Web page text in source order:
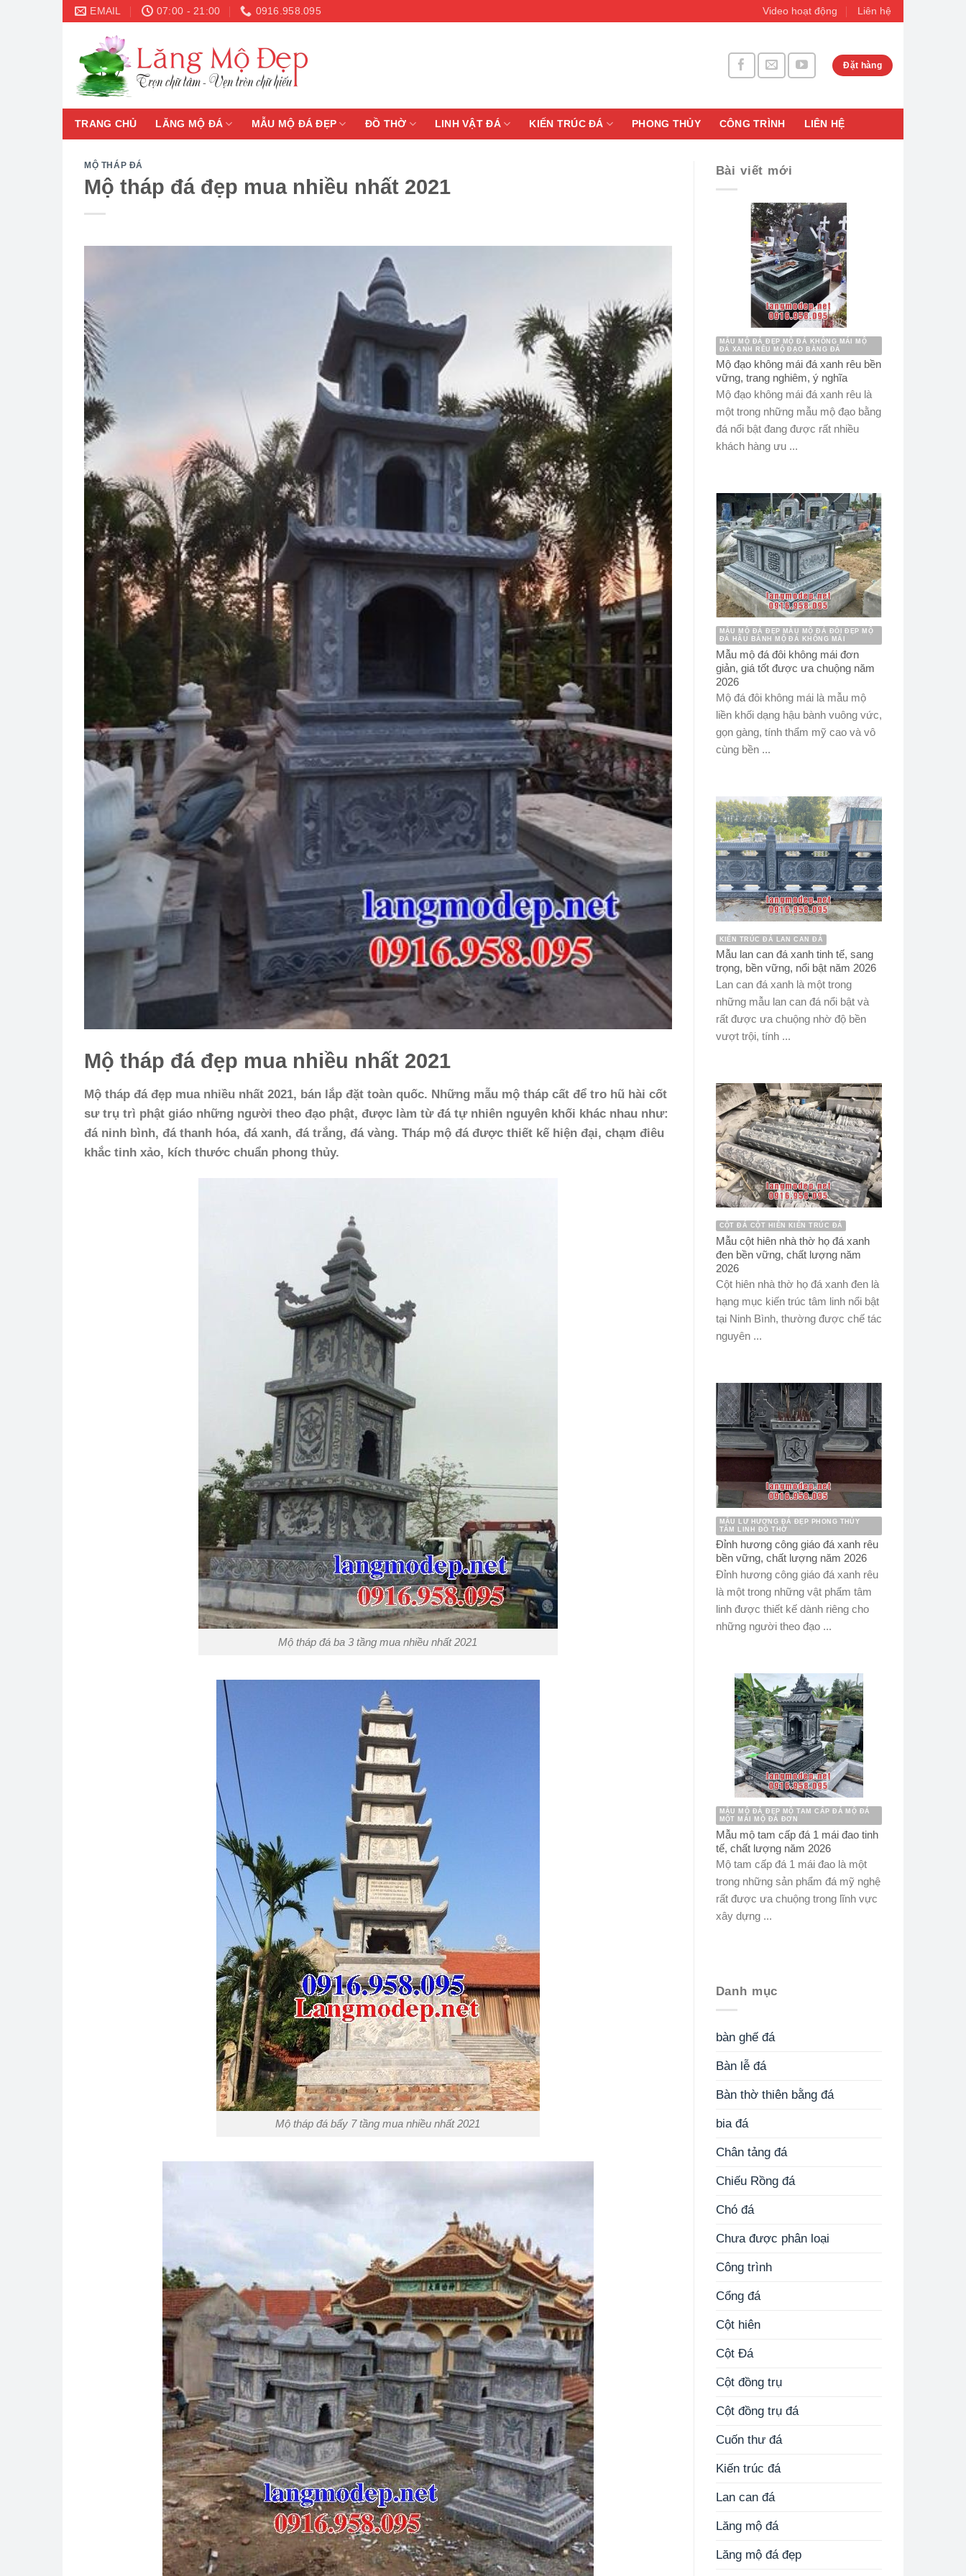
Skip
content
EMAIL 07:00 - 21:00 0916.958.095 Video hoạt động Liên hệ
Đặt hàng
TRANG CHỦ LĂNG MỘ ĐÁ MẪU MỘ ĐÁ ĐẸP ĐỒ THỜ LINH VẬT ĐÁ KIẾN TRÚC ĐÁ PHONG THỦY CÔNG TRÌNH LIÊN HỆ
MỘ THÁP ĐÁ
Mộ tháp đá đẹp mua nhiều nhất 2021
Mộ tháp đá đẹp mua nhiều nhất 2021
Mộ tháp đá đẹp mua nhiều nhất 2021, bán lắp đặt toàn quốc. Những mẫu mộ tháp cất để tro hũ hài cốt
sư trụ trì phật giáo những người theo đạo phật, được làm từ đá tự nhiên nguyên khối khác nhau như:
đá ninh bình, đá thanh hóa, đá xanh, đá trắng, đá vàng. Tháp mộ đá được thiết kế hiện đại, chạm điêu
khắc tinh xảo, kích thước chuẩn phong thủy.
Mộ tháp đá ba 3 tầng mua nhiều nhất 2021
Mộ tháp đá bẩy 7 tầng mua nhiều nhất 2021
Bài viết mới
MẪU MỘ ĐÁ ĐẸP MỘ ĐÁ KHÔNG MÁI MỘ
ĐÁ XANH RÊU MỘ ĐẠO BẰNG ĐÁ
Mộ đạo không mái đá xanh rêu bền
vững, trang nghiêm, ý nghĩa
Mộ đạo không mái đá xanh rêu là
một trong những mẫu mộ đạo bằng
đá nổi bật đang được rất nhiều
khách hàng ưu ...
MẪU MỘ ĐÁ ĐẸP MẪU MỘ ĐÁ ĐÔI ĐẸP MỘ
ĐÁ HẬU BÀNH MỘ ĐÁ KHÔNG MÁI
Mẫu mộ đá đôi không mái đơn
giản, giá tốt được ưa chuộng năm
2026
Mộ đá đôi không mái là mẫu mộ
liền khối dạng hậu bành vuông vức,
gọn gàng, tính thẩm mỹ cao và vô
cùng bền ...
KIẾN TRÚC ĐÁ LAN CAN ĐÁ
Mẫu lan can đá xanh tinh tế, sang
trọng, bền vững, nổi bật năm 2026
Lan can đá xanh là một trong
những mẫu lan can đá nổi bật và
rất được ưa chuộng nhờ độ bền
vượt trội, tính ...
CỘT ĐÁ CỘT HIÊN KIẾN TRÚC ĐÁ
Mẫu cột hiên nhà thờ họ đá xanh
đen bền vững, chất lượng năm
2026
Cột hiên nhà thờ họ đá xanh đen là
hạng mục kiến trúc tâm linh nổi bật
tại Ninh Bình, thường được chế tác
nguyên ...
MẪU LƯ HƯƠNG ĐÁ ĐẸP PHONG THỦY
TÂM LINH ĐỒ THỜ
Đỉnh hương công giáo đá xanh rêu
bền vững, chất lượng năm 2026
Đỉnh hương công giáo đá xanh rêu
là một trong những vật phẩm tâm
linh được thiết kế dành riêng cho
những người theo đạo ...
MẪU MỘ ĐÁ ĐẸP MỘ TAM CẤP ĐÁ MỘ ĐÁ
MỘT MÁI MỘ ĐÁ ĐƠN
Mẫu mộ tam cấp đá 1 mái đao tinh
tế, chất lượng năm 2026
Mộ tam cấp đá 1 mái đao là một
trong những sản phẩm đá mỹ nghệ
rất được ưa chuộng trong lĩnh vực
xây dựng ...
Danh mục
bàn ghế đá
Bàn lễ đá
Bàn thờ thiên bằng đá
bia đá
Chân tảng đá
Chiếu Rồng đá
Chó đá
Chưa được phân loại
Công trình
Cổng đá
Cột hiên
Cột Đá
Cột đồng trụ
Cột đồng trụ đá
Cuốn thư đá
Kiến trúc đá
Lan can đá
Lăng mộ đá
Lăng mộ đá đẹp